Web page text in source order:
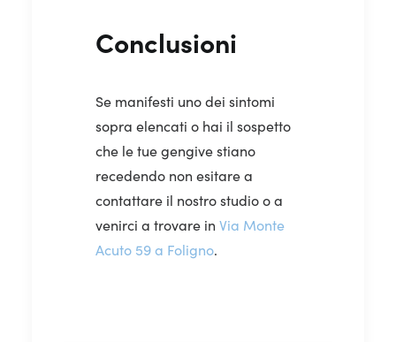
Conclusioni
Se manifesti uno dei sintomi
sopra elencati o hai il sospetto
che le tue gengive stiano
recedendo non esitare a
contattare il nostro studio o a
venirci a trovare in Via Monte
Acuto 59 a Foligno.